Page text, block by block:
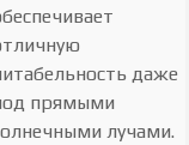
даже
прямыми
лучами.